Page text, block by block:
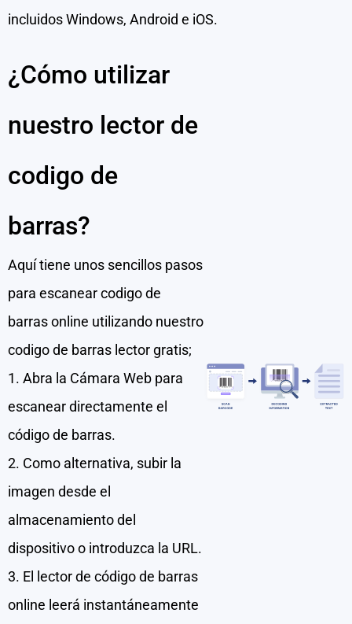
incluidos Windows, Android e iOS.
¿Cómo utilizar
nuestro lector de
codigo de
barras?
Aquí tiene unos sencillos pasos
para escanear codigo de
barras online utilizando nuestro
codigo de barras lector gratis;
1. Abra la Cámara Web para
escanear directamente el
código de barras.
2. Como alternativa, subir la
imagen desde el
almacenamiento del
dispositivo o introduzca la URL.
3. El lector de código de barras
online leerá instantáneamente